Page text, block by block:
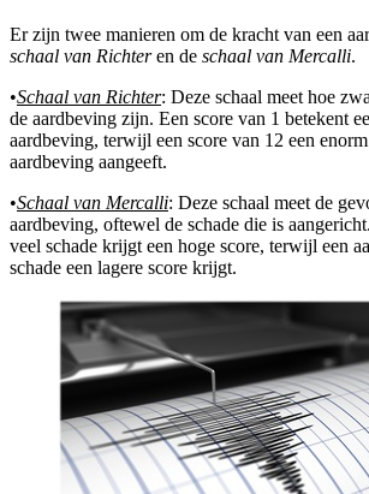
Er zijn twee manieren om de kracht van een
schaal van Richteren de schaal van Mercalli.
•Schaal van Richter: Deze schaal meet hoe
de aardbeving zijn. Een score van 1 betekent
aardbeving, terwijl een score van 12 een
aardbeving aangeeft.
•Schaal van Mercalli: Deze schaal meet de
aardbeving, oftewel de schade die is
veel schade krijgt een hoge score, terwijl een
schade een lagere score krijgt.